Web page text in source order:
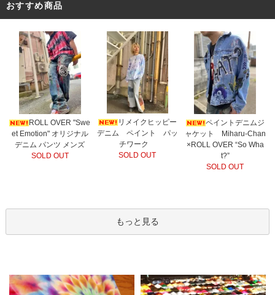
おすすめ商品
ROLL OVER "Swe
et Emotion" オリジナル
デニム パンツ メンズ
SOLD OUT
リメイクヒッピー
デニム ペイント パッ
チワーク
SOLD OUT
ペイントデニムジ
ャケット Miharu-Chan
×ROLL OVER “So Wha
t?”
SOLD OUT
もっと見る